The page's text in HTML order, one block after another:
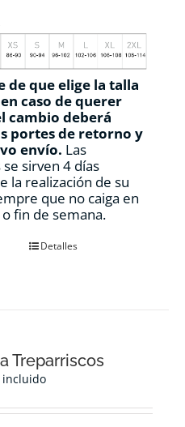
de que elige la talla
caso de querer
cambio deberá
portes de retorno y
envío. Las
sirven 4 días
la realización de su
que no caiga en
fin de semana.
Este
se
pueden
en
Detalles
Treparriscos
incluido